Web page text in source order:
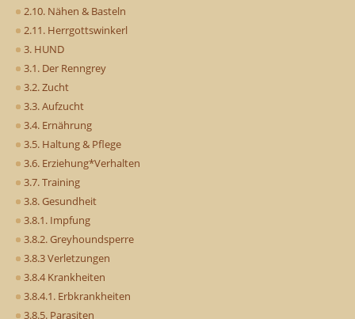
2.10. Nähen & Basteln
2.11. Herrgottswinkerl
3. HUND
3.1. Der Renngrey
3.2. Zucht
3.3. Aufzucht
3.4. Ernährung
3.5. Haltung & Pflege
3.6. Erziehung*Verhalten
3.7. Training
3.8. Gesundheit
3.8.1. Impfung
3.8.2. Greyhoundsperre
3.8.3 Verletzungen
3.8.4 Krankheiten
3.8.4.1. Erbkrankheiten
3.8.5. Parasiten